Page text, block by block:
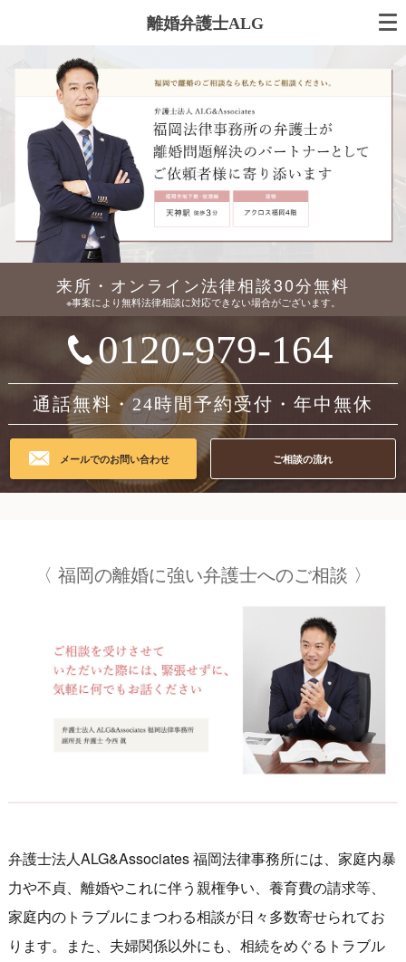
離婚弁護士ALG
来所・オンライン法律相談30分無料
※事案により無料法律相談に対応できない場合がございます。
0120-979-164
通話無料・24時間予約受付・年中無休
メールでのお問い合わせ ご相談の流れ
福岡の離婚に強い弁護士へのご相談
弁護士法人ALG&Associates 福岡法律事務所には、家庭内暴
力や不貞、離婚やこれに伴う親権争い、養育費の請求等、
家庭内のトラブルにまつわる相談が日々多数寄せられてお
ります。また、夫婦関係以外にも、相続をめぐるトラブル